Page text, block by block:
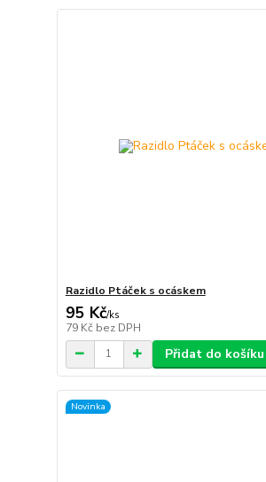
Razidlo Ptáček s ocáskem
95 Kč/ks
79 Kč bez DPH
Přidat do košíku
Novinka